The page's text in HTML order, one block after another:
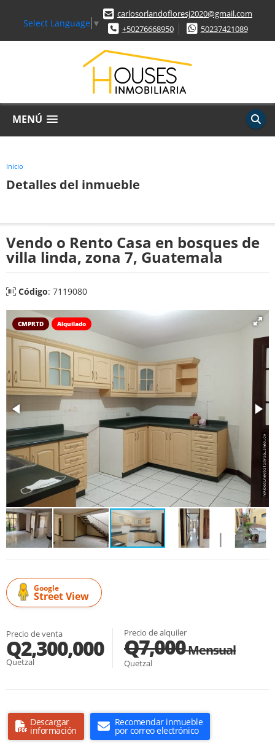
Select Language ▼
carlosorlandofloresj2020@gmail.com
+50276668950
50237421089
MENÚ
Inicio
Detalles del inmueble
Vendo o Rento Casa en bosques de
villa linda, zona 7, Guatemala
Código: 7119080
CMPRTD Alquilado
Google
Street View
Precio de venta
Q2,300,000
Quetzal
Precio de alquiler
Q7,000Mensual
Quetzal
Descargar
información
Recomendar inmueble
por correo electrónico